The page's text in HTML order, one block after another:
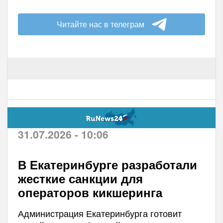
Читайте нас в телеграм
31.07.2026 - 10:06
В Екатеринбурге разработали
жесткие санкции для
операторов кикшеринга
Администрация Екатеринбурга готовит